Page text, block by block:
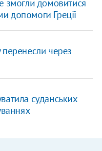
змогли домовитися
допомоги Греції
через
суданських